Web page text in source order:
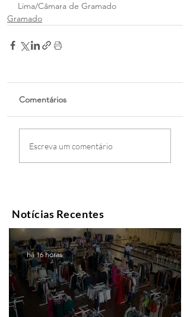
Lima/Câmara de Gramado
Gramado
Comentários
Escreva um comentário
Notícias Recentes
há 16 horas